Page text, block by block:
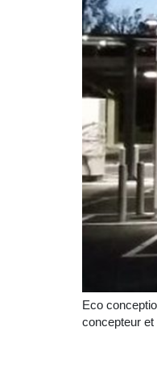
Eco
concepteur et